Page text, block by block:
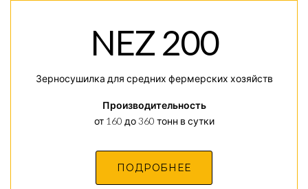
NEZ 200
Зерносушилка для средних фермерских хозяйств
Производительность
от 160 до 360 тонн в сутки
ПОДРОБНЕЕ